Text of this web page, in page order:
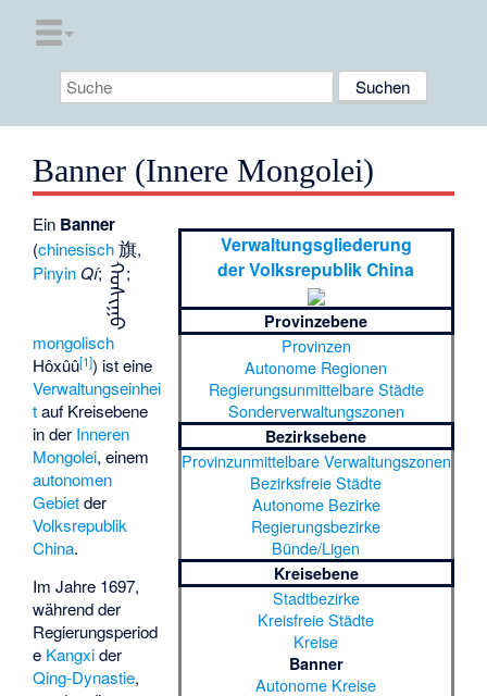
Banner (Innere Mongolei)
Verwaltungsgliederung
der Volksrepublik China
Provinzebene
Provinzen
Autonome Regionen
Regierungsunmittelbare Städte
Sonderverwaltungszonen
Bezirksebene
Provinzunmittelbare Verwaltungszonen
Bezirksfreie Städte
Autonome Bezirke
Regierungsbezirke
Bünde/Ligen
Kreisebene
Stadtbezirke
Kreisfreie Städte
Kreise
Banner
Autonome Kreise
Ein Banner
(chinesisch 旗,
Pinyin Qí; ᠬᠣᠰᠢᠭᠤ;
mongolisch
Hôxûû[1]) ist eine
Verwaltungseinhei
tauf Kreisebene
in der Inneren
Mongolei, einem
autonomen
Gebietder
Volksrepublik
China.
Im Jahre 1697,
während der
Regierungsperiod
e Kangxider
Qing-Dynastie,